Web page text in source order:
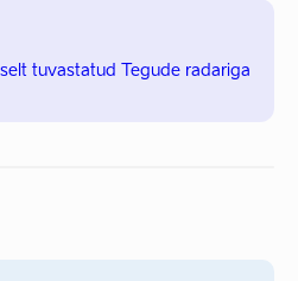
tuvastatud Tegude radariga